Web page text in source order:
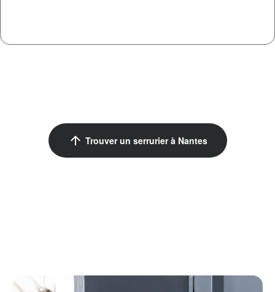
arrow_upward Trouver un serrurier à Nantes